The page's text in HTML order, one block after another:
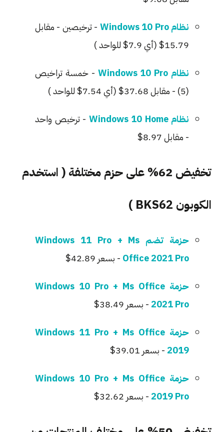
نظام Windows 10 Pro
- ترخيصين - مقابل
15.79$ (أي 7.9$ للواحد )
نظام Windows 10 Pro
- خمسة تراخيص
(5) - مقابل 37.68$ (أي 7.54$ للواحد )
نظام Windows 10 Home
- ترخيص واحد
- مقابل 8.97$
تخفيض 62% على حزم مختلفة ( استخدم
الكوبون BKS62 )
حزمة تضم Windows 11 Pro + Ms
Office 2021 Pro - بسعر 42.89$
حزمة Windows 10 Pro + Ms Office
2021 Pro - بسعر 38.49$
حزمة Windows 11 Pro + Ms Office
2019 - بسعر 39.01$
حزمة Windows 10 Pro + Ms Office
2019 Pro - بسعر 32.62$